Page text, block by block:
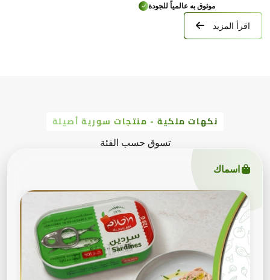
موثوق به عالمياً للجودة
اقرأ المزيد
نكهات ملكية - منتجات سورية أصيلة
تسوق حسب الفئة
اسماك